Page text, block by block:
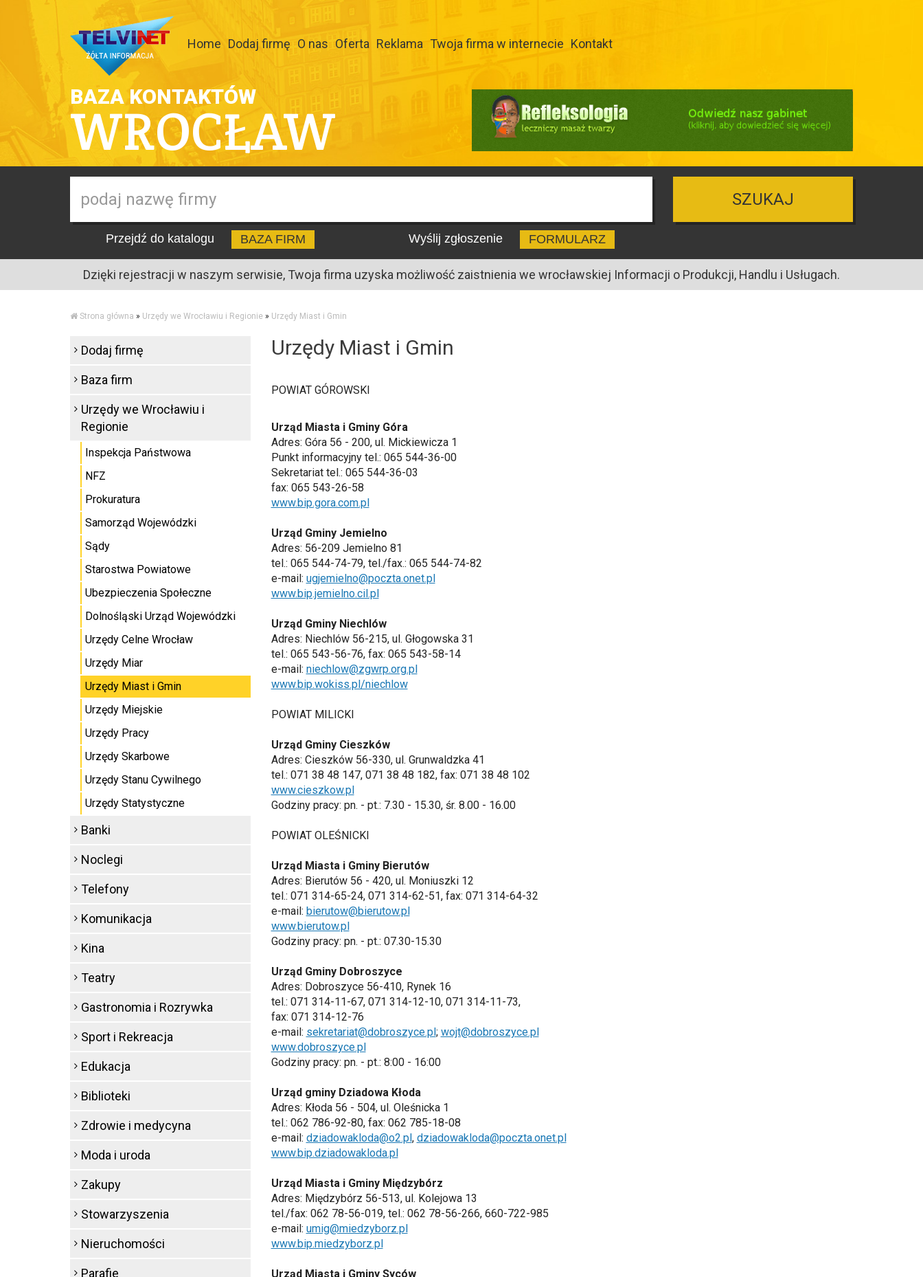
Home Dodaj firmę O nas Oferta Reklama Twoja firma w internecie Kontakt
BAZA KONTAKTÓW
WROCŁAW
SZUKAJ
Przejdź do katalogu BAZA FIRM Wyślij zgłoszenie FORMULARZ
Dzięki rejestracji w naszym serwisie, Twoja firma uzyska możliwość zaistnienia we wrocławskiej Informacji o Produkcji, Handlu i Usługach.
Strona główna » Urzędy we Wrocławiu i Regionie » Urzędy Miast i Gmin
Urzędy Miast i Gmin
POWIAT GÓROWSKI
Urząd Miasta i Gminy Góra
Adres: Góra 56 - 200, ul. Mickiewicza 1
Punkt informacyjny tel.: 065 544-36-00
Sekretariat tel.: 065 544-36-03
fax: 065 543-26-58
www.bip.gora.com.pl
Urząd Gminy Jemielno
Adres: 56-209 Jemielno 81
tel.: 065 544-74-79, tel./fax.: 065 544-74-82
e-mail: ugjemielno@poczta.onet.pl
www.bip.jemielno.cil.pl
Urząd Gminy Niechlów
Adres: Niechlów 56-215, ul. Głogowska 31
tel.: 065 543-56-76, fax: 065 543-58-14
e-mail: niechlow@zgwrp.org.pl
www.bip.wokiss.pl/niechlow
POWIAT MILICKI
Urząd Gminy Cieszków
Adres: Cieszków 56-330, ul. Grunwaldzka 41
tel.: 071 38 48 147, 071 38 48 182, fax: 071 38 48 102
www.cieszkow.pl
Godziny pracy: pn. - pt.: 7.30 - 15.30, śr. 8.00 - 16.00
POWIAT OLEŚNICKI
Urząd Miasta i Gminy Bierutów
Adres: Bierutów 56 - 420, ul. Moniuszki 12
tel.: 071 314-65-24, 071 314-62-51, fax: 071 314-64-32
e-mail: bierutow@bierutow.pl
www.bierutow.pl
Godziny pracy: pn. - pt.: 07.30-15.30
Urząd Gminy Dobroszyce
Adres: Dobroszyce 56-410, Rynek 16
tel.: 071 314-11-67, 071 314-12-10, 071 314-11-73,
fax: 071 314-12-76
e-mail: sekretariat@dobroszyce.pl; wojt@dobroszyce.pl
www.dobroszyce.pl
Godziny pracy: pn. - pt.: 8:00 - 16:00
Urząd gminy Dziadowa Kłoda
Adres: Kłoda 56 - 504, ul. Oleśnicka 1
tel.: 062 786-92-80, fax: 062 785-18-08
e-mail: dziadowakloda@o2.pl, dziadowakloda@poczta.onet.pl
www.bip.dziadowakloda.pl
Urząd Miasta i Gminy Międzybórz
Adres: Międzybórz 56-513, ul. Kolejowa 13
tel./fax: 062 78-56-019, tel.: 062 78-56-266, 660-722-985
e-mail: umig@miedzyborz.pl
www.bip.miedzyborz.pl
Urząd Miasta i Gminy Syców
Dodaj firmę
Baza firm
Urzędy we Wrocławiu i
Regionie
Inspekcja Państwowa
NFZ
Prokuratura
Samorząd Wojewódzki
Sądy
Starostwa Powiatowe
Ubezpieczenia Społeczne
Dolnośląski Urząd Wojewódzki
Urzędy Celne Wrocław
Urzędy Miar
Urzędy Miast i Gmin
Urzędy Miejskie
Urzędy Pracy
Urzędy Skarbowe
Urzędy Stanu Cywilnego
Urzędy Statystyczne
Banki
Noclegi
Telefony
Komunikacja
Kina
Teatry
Gastronomia i Rozrywka
Sport i Rekreacja
Edukacja
Biblioteki
Zdrowie i medycyna
Moda i uroda
Zakupy
Stowarzyszenia
Nieruchomości
Parafie